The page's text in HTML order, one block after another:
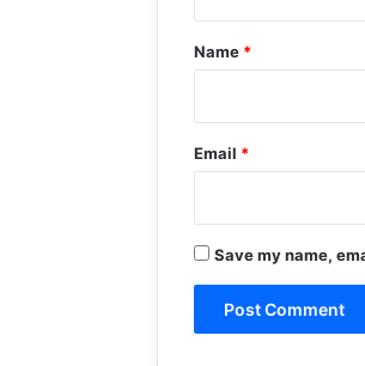
*
Name *
Email *
Save my name,